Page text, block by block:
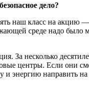
дело?
наш класс на
среде надо было
За несколько
центры. Если они
энергию направить